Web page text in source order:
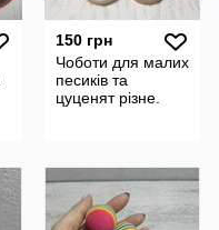
150 грн
Чоботи для малих
песиків та
цуценят різне.